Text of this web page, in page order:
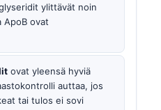
ylittävät noin
ApoB ovat
ovat yleensä hyviä
auttaa, jos
tai tulos ei sovi